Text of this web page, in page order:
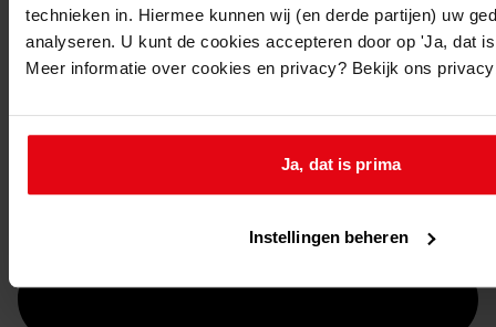
technieken in. Hiermee kunnen wij (en derde partijen) uw
analyseren. U kunt de cookies accepteren door op 'Ja, dat
Meer informatie over cookies en privacy? Bekijk ons
Ja, dat is prima
Instellingen beheren
Stuur een reactie naar Westfries Archief